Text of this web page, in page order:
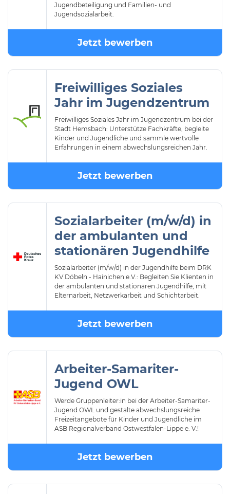
Jugendbeteiligung und Familien- und
Jugendsozialarbeit.
Jetzt bewerben
Freiwilliges Soziales
Jahr im Jugendzentrum
Freiwilliges Soziales Jahr im Jugendzentrum bei der
Stadt Hemsbach: Unterstütze Fachkräfte, begleite
Kinder und Jugendliche und sammle wertvolle
Erfahrungen in einem abwechslungsreichen Jahr.
Jetzt bewerben
Sozialarbeiter (m/w/d) in
der ambulanten und
stationären Jugendhilfe
Sozialarbeiter (m/w/d) in der Jugendhilfe beim DRK
KV Döbeln - Hainichen e.V.: Begleiten Sie Klienten in
der ambulanten und stationären Jugendhilfe, mit
Elternarbeit, Netzwerkarbeit und Schichtarbeit.
Jetzt bewerben
Arbeiter-Samariter-
Jugend OWL
Werde Gruppenleiter:in bei der Arbeiter-Samariter-
Jugend OWL und gestalte abwechslungsreiche
Freizeitangebote für Kinder und Jugendliche im
ASB Regionalverband Ostwestfalen-Lippe e. V.!
Jetzt bewerben